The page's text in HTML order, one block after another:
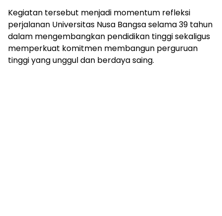
Kegiatan tersebut menjadi momentum refleksi
perjalanan Universitas Nusa Bangsa selama 39 tahun
dalam mengembangkan pendidikan tinggi sekaligus
memperkuat komitmen membangun perguruan
tinggi yang unggul dan berdaya saing.